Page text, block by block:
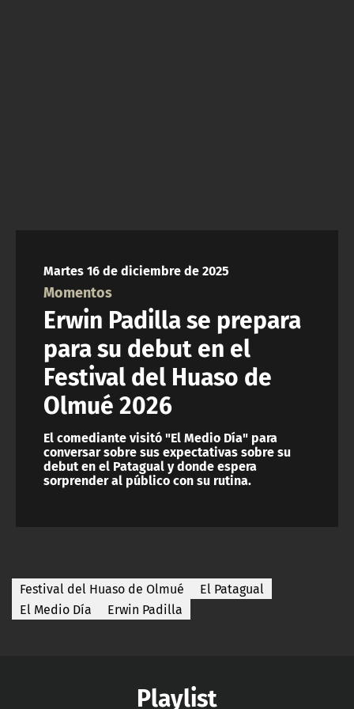
Martes 16 de diciembre de 2025
Momentos
Erwin Padilla se prepara
para su debut en el
Festival del Huaso de
Olmué 2026
El comediante visitó "El Medio Día" para
conversar sobre sus expectativas sobre su
debut en el Patagual y donde espera
sorprender al público con su rutina.
Festival del Huaso de Olmué
El Patagual
El Medio Día
Erwin Padilla
Playlist